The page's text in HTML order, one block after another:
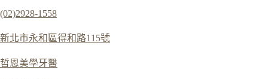
(02)2928-1558
新北市永和區得和路115號
哲恩美學牙醫